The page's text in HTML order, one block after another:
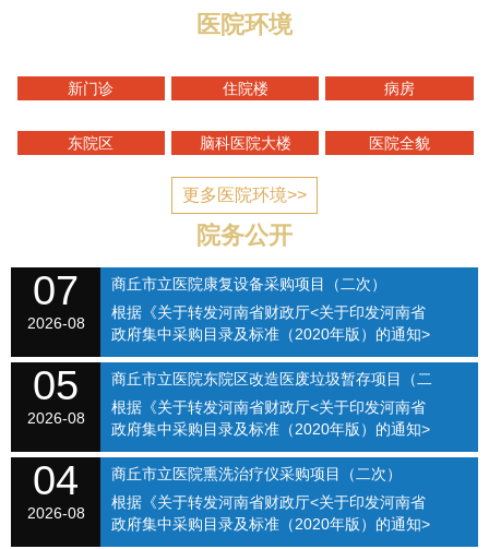
医院环境
新门诊 住院楼 病房
东院区 脑科医院大楼 医院全貌
更多医院环境>>
院务公开
07
2026-08
商丘市立医院康复设备采购项目（二次）
SQSLYY2026-074
根据《关于转发河南省财政厅<关于印发河南省
政府集中采购目录及标准（2020年版）的通知>
的通知》（商财购〔2020〕1号）和《商丘市立
医院关于修订招标采购流程的通知》（商立院字
【2021】...
05
2026-08
商丘市立医院东院区改造医废垃圾暂存项目（二
次）（SQSLYY2026-075）
根据《关于转发河南省财政厅<关于印发河南省
政府集中采购目录及标准（2020年版）的通知>
的通知》（商财购〔2020〕1号）和《商丘市立
医院关于修订招标采购流程的通知》（商立院字
【2021】...
04
2026-08
商丘市立医院熏洗治疗仪采购项目（二次）
（SQSLYY2026-076）
根据《关于转发河南省财政厅<关于印发河南省
政府集中采购目录及标准（2020年版）的通知>